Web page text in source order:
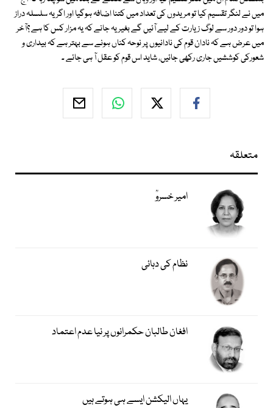
میں نے لنگر تقسیم کیا تو مریدوں کی تعداد میں کتنا اضافہ ہوگیا اور اگر یہ سلسلہ دراز
ہوا تو دور دور سے لوگ زیارت کے لیے آئیں گے بغیر یہ جانے کہ یہ مزار کس کا ہے ؟آخر
میں عرض ہے کہ نادان قوم کی نادانیوں پر نوحہ کناں ہونے سے بہتر ہے کہ بیداری و
شعورکی کوششیں جاری رکھی جائیں، شاید اس قوم کو عقل آ ہی جائے ۔
متعلقہ
امیر خسروؒ
نظام کی دہائی
افغان طالبان حکمرانوں پر نیا عدم اعتماد
یہاں الیکشن ایسے ہی ہوتے ہیں